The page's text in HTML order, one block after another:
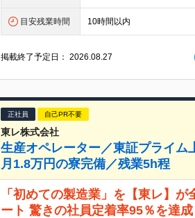
目安残業時間 10時間以内
掲載終了予定日：2026.08.27
正社員 自己PR不要
東レ株式会社
生産オペレーター／東証プライム
月1.8万円の寮完備／残業5h程
「初めての製造業」を【東レ】
ート 驚きの社員定着率95％を達成